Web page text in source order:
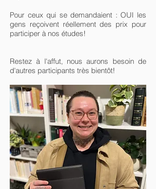
Pour ceux qui se demandaient : OUI les
gens reçoivent réellement des prix pour
participer à nos études!
Restez à l'affut, nous aurons besoin de
d'autres participants très bientôt!